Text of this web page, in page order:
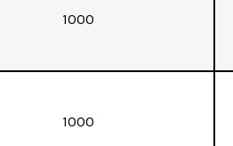
1000
1000